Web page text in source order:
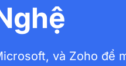
và Zoho để